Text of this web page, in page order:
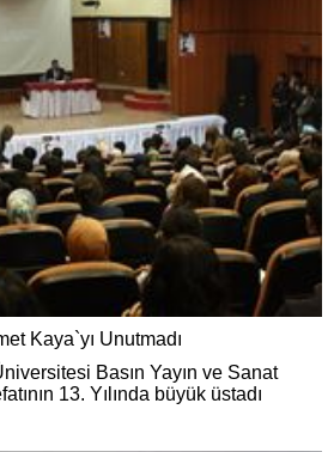
Kaya`yı Unutmadı
Basın Yayın ve Sanat
13. Yılında büyük üstadı